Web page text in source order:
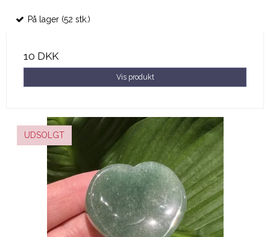
På lager (52 stk.)
10 DKK
Vis produkt
UDSOLGT